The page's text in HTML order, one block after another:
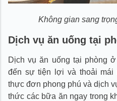
Không gian sang
Dịch vụ ăn uống tại
Dịch vụ ăn uống tại phòng
đến sự tiện lợi và thoải mái
thực đơn phong phú và dịch
thức các bữa ăn ngay trong